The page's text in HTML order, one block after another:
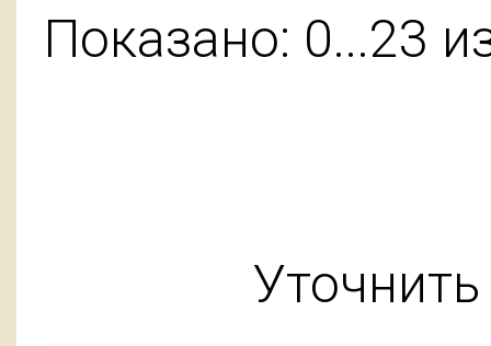
Показано: 0...23